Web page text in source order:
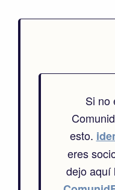
Si no
esto.
eres
dejo aquí